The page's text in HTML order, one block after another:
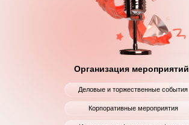
Организация мероприятий
Корпоративные мероприятия
Деловые и торжественные события